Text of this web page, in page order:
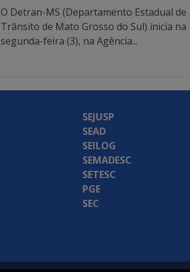
O Detran-MS (Departamento Estadual de
Trânsito de Mato Grosso do Sul) inicia na
segunda-feira (3), na Agência...
SEJUSP
SEAD
SEILOG
SEMADESC
SETESC
PGE
SEC